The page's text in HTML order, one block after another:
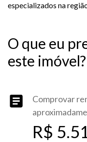
especializados na
O que eu
este imóvel?
Comprovar
R$